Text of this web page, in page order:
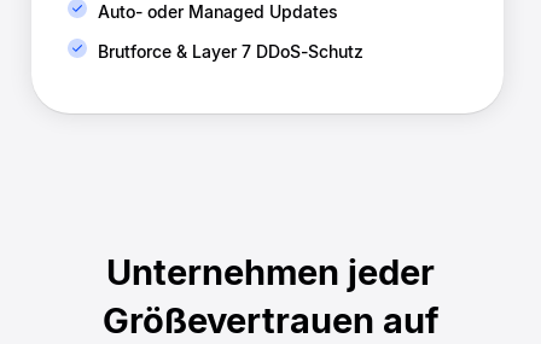
Auto- oder Managed Updates​
Brutforce & Layer 7 DDoS-Schutz​
Unternehmen jeder
Größevertrauen auf